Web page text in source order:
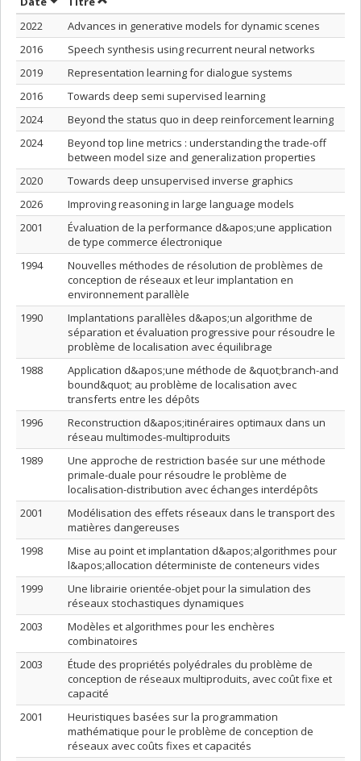
2022
Advances in generative models for dynamic scenes
2016
Speech synthesis using recurrent neural networks
2019
Representation learning for dialogue systems
2016
Towards deep semi supervised learning
2024
Beyond the status quo in deep reinforcement learning
2024
Beyond top line metrics : understanding the trade-off
between model size and generalization properties
2020
Towards deep unsupervised inverse graphics
2026
Improving reasoning in large language models
2001
Évaluation de la performance d&apos;une application
de type commerce électronique
1994
Nouvelles méthodes de résolution de problèmes de
conception de réseaux et leur implantation en
environnement parallèle
1990
Implantations parallèles d&apos;un algorithme de
séparation et évaluation progressive pour résoudre le
problème de localisation avec équilibrage
1988
Application d&apos;une méthode de &quot;branch-and
bound&quot; au problème de localisation avec
transferts entre les dépôts
1996
Reconstruction d&apos;itinéraires optimaux dans un
réseau multimodes-multiproduits
1989
Une approche de restriction basée sur une méthode
primale-duale pour résoudre le problème de
localisation-distribution avec échanges interdépôts
2001
Modélisation des effets réseaux dans le transport des
matières dangereuses
1998
Mise au point et implantation d&apos;algorithmes pour
l&apos;allocation déterministe de conteneurs vides
1999
Une librairie orientée-objet pour la simulation des
réseaux stochastiques dynamiques
2003
Modèles et algorithmes pour les enchères
combinatoires
2003
Étude des propriétés polyédrales du problème de
conception de réseaux multiproduits, avec coût fixe et
capacité
2001
Heuristiques basées sur la programmation
mathématique pour le problème de conception de
réseaux avec coûts fixes et capacités